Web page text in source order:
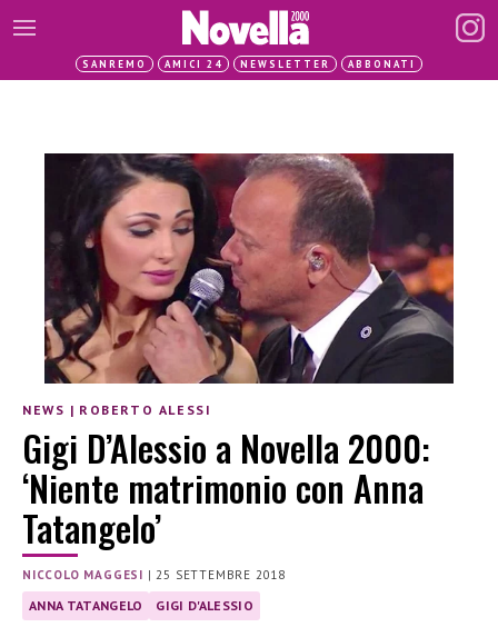
SANREMO AMICI 24 NEWSLETTER ABBONATI
NEWS | ROBERTO ALESSI
Gigi D’Alessio a Novella 2000:
‘Niente matrimonio con Anna
Tatangelo’
NICCOLO MAGGESI |25 SETTEMBRE 2018
ANNA TATANGELO GIGI D'ALESSIO